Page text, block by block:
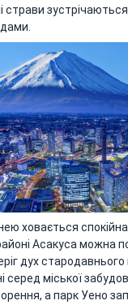
страви
ховається
Асакуса можна
дух
серед міської
а парк Уено